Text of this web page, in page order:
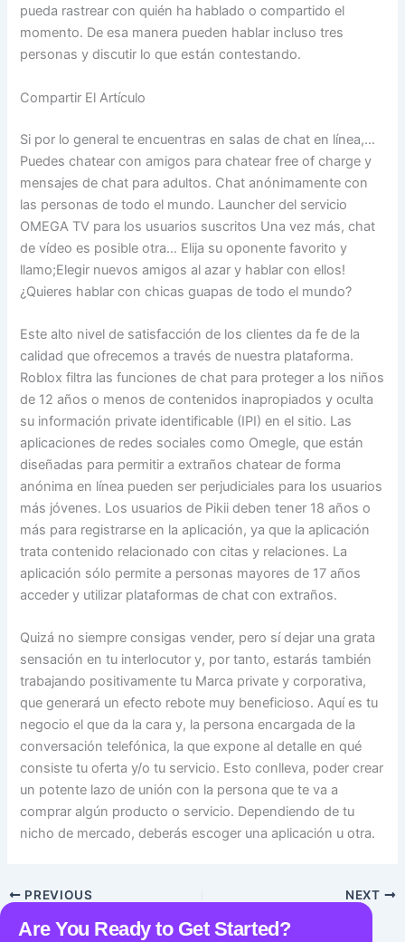
pueda rastrear con quién ha hablado o compartido el
momento. De esa manera pueden hablar incluso tres
personas y discutir lo que están contestando.
Compartir El Artículo
Si por lo general te encuentras en salas de chat en línea,…
Puedes chatear con amigos para chatear free of charge y
mensajes de chat para adultos. Chat anónimamente con
las personas de todo el mundo. Launcher del servicio
OMEGA TV para los usuarios suscritos Una vez más, chat
de vídeo es posible otra… Elija su oponente favorito y
llamo;Elegir nuevos amigos al azar y hablar con ellos!
¿Quieres hablar con chicas guapas de todo el mundo?
Este alto nivel de satisfacción de los clientes da fe de la
calidad que ofrecemos a través de nuestra plataforma.
Roblox filtra las funciones de chat para proteger a los niños
de 12 años o menos de contenidos inapropiados y oculta
su información private identificable (IPI) en el sitio. Las
aplicaciones de redes sociales como Omegle, que están
diseñadas para permitir a extraños chatear de forma
anónima en línea pueden ser perjudiciales para los usuarios
más jóvenes. Los usuarios de Pikii deben tener 18 años o
más para registrarse en la aplicación, ya que la aplicación
trata contenido relacionado con citas y relaciones. La
aplicación sólo permite a personas mayores de 17 años
acceder y utilizar plataformas de chat con extraños.
Quizá no siempre consigas vender, pero sí dejar una grata
sensación en tu interlocutor y, por tanto, estarás también
trabajando positivamente tu Marca private y corporativa,
que generará un efecto rebote muy beneficioso. Aquí es tu
negocio el que da la cara y, la persona encargada de la
conversación telefónica, la que expone al detalle en qué
consiste tu oferta y/o tu servicio. Esto conlleva, poder crear
un potente lazo de unión con la persona que te va a
comprar algún producto o servicio. Dependiendo de tu
nicho de mercado, deberás escoger una aplicación u otra.
PREVIOUS NEXT
Are You Ready to Get Started?